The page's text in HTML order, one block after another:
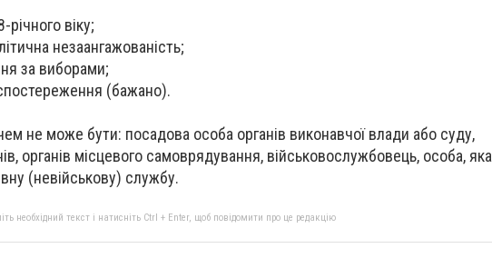
віку;
незаангажованість;
за виборами;
(бажано).
не може бути: посадова особа органів виконавчої влади або суду,
органів місцевого самоврядування, військовослужбовець, особа, яка
(невійськову) службу.
необхідний текст і натисніть Ctrl + Enter, щоб повідомити про це редакцію